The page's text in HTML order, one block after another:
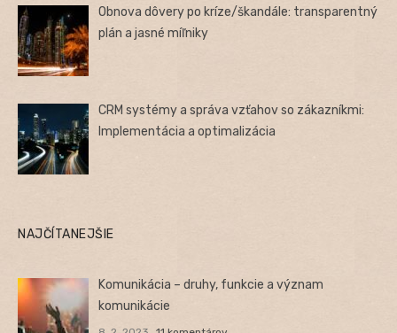
Obnova dôvery po kríze/škandále: transparentný
plán a jasné míľniky
CRM systémy a správa vzťahov so zákazníkmi:
Implementácia a optimalizácia
NAJČÍTANEJŠIE
Komunikácia – druhy, funkcie a význam
komunikácie